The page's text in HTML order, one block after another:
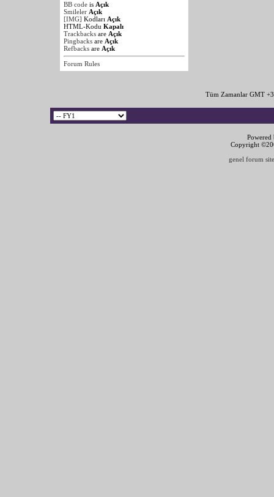
BB code is Açık
Smileler Açık
[IMG] Kodları Açık
HTML-Kodu Kapalı
Trackbacks are Açık
Pingbacks are Açık
Refbacks are Açık
Forum Rules
Tüm Zamanlar GMT
Copyright
genel forum